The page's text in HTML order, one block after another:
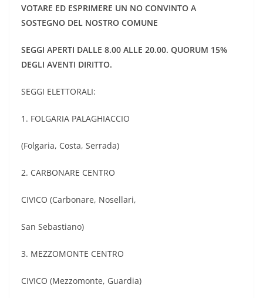
VOTARE ED ESPRIMERE UN NO CONVINTO A
SOSTEGNO DEL NOSTRO COMUNE
SEGGI APERTI DALLE 8.00 ALLE 20.00. QUORUM 15%
DEGLI AVENTI DIRITTO.
SEGGI ELETTORALI:
1. FOLGARIA PALAGHIACCIO
(Folgaria, Costa, Serrada)
2. CARBONARE CENTRO
CIVICO (Carbonare, Nosellari,
San Sebastiano)
3. MEZZOMONTE CENTRO
CIVICO (Mezzomonte, Guardia)